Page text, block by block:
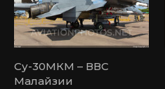
Су-30МКМ – ВВС
Малайзии